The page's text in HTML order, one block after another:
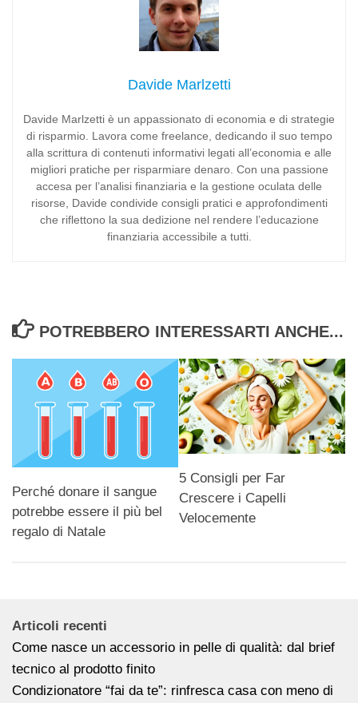
Davide Marlzetti
Davide Marlzetti è un appassionato di economia e di strategie
di risparmio. Lavora come freelance, dedicando il suo tempo
alla scrittura di contenuti informativi legati all’economia e alle
migliori pratiche per risparmiare denaro. Con una passione
accesa per l’analisi finanziaria e la gestione oculata delle
risorse, Davide condivide consigli pratici e approfondimenti
che riflettono la sua dedizione nel rendere l’educazione
finanziaria accessibile a tutti.
POTREBBERO INTERESSARTI ANCHE...
Perché donare il sangue
potrebbe essere il più bel
regalo di Natale
5 Consigli per Far
Crescere i Capelli
Velocemente
Articoli recenti
Come nasce un accessorio in pelle di qualità: dal brief
tecnico al prodotto finito
Condizionatore “fai da te”: rinfresca casa con meno di